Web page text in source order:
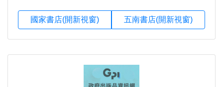
國家書店(開新視窗) 五南書店(開新視窗)